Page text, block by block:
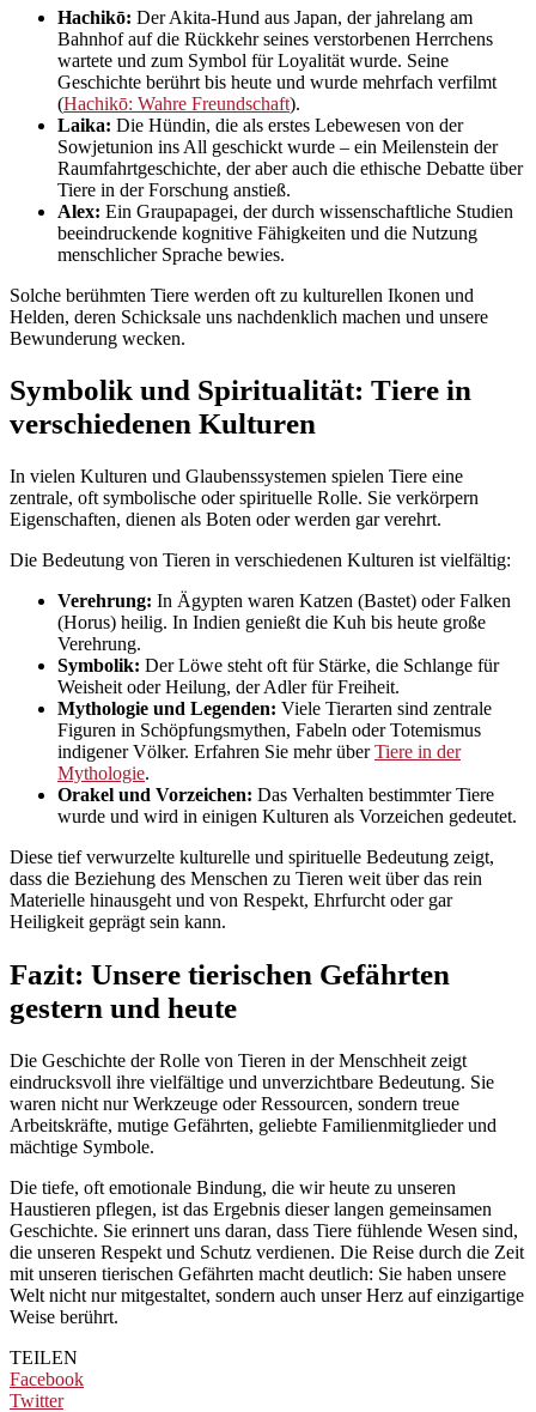
Hachikō: Der Akita-Hund aus Japan, der jahrelang am
Bahnhof auf die Rückkehr seines verstorbenen Herrchens
wartete und zum Symbol für Loyalität wurde. Seine
Geschichte berührt bis heute und wurde mehrfach verfilmt
(Hachikō: Wahre Freundschaft).
Laika: Die Hündin, die als erstes Lebewesen von der
Sowjetunion ins All geschickt wurde – ein Meilenstein der
Raumfahrtgeschichte, der aber auch die ethische Debatte über
Tiere in der Forschung anstieß.
Alex: Ein Graupapagei, der durch wissenschaftliche Studien
beeindruckende kognitive Fähigkeiten und die Nutzung
menschlicher Sprache bewies.
Solche berühmten Tiere werden oft zu kulturellen Ikonen und
Helden, deren Schicksale uns nachdenklich machen und unsere
Bewunderung wecken.
Symbolik und Spiritualität: Tiere in
verschiedenen Kulturen
In vielen Kulturen und Glaubenssystemen spielen Tiere eine
zentrale, oft symbolische oder spirituelle Rolle. Sie verkörpern
Eigenschaften, dienen als Boten oder werden gar verehrt.
Die Bedeutung von Tieren in verschiedenen Kulturen ist vielfältig:
Verehrung: In Ägypten waren Katzen (Bastet) oder Falken
(Horus) heilig. In Indien genießt die Kuh bis heute große
Verehrung.
Symbolik: Der Löwe steht oft für Stärke, die Schlange für
Weisheit oder Heilung, der Adler für Freiheit.
Mythologie und Legenden: Viele Tierarten sind zentrale
Figuren in Schöpfungsmythen, Fabeln oder Totemismus
indigener Völker. Erfahren Sie mehr überTiere in der
Mythologie.
Orakel und Vorzeichen: Das Verhalten bestimmter Tiere
wurde und wird in einigen Kulturen als Vorzeichen gedeutet.
Diese tief verwurzelte kulturelle und spirituelle Bedeutung zeigt,
dass die Beziehung des Menschen zu Tieren weit über das rein
Materielle hinausgeht und von Respekt, Ehrfurcht oder gar
Heiligkeit geprägt sein kann.
Fazit: Unsere tierischen Gefährten
gestern und heute
Die Geschichte der Rolle von Tieren in der Menschheit zeigt
eindrucksvoll ihre vielfältige und unverzichtbare Bedeutung. Sie
waren nicht nur Werkzeuge oder Ressourcen, sondern treue
Arbeitskräfte, mutige Gefährten, geliebte Familienmitglieder und
mächtige Symbole.
Die tiefe, oft emotionale Bindung, die wir heute zu unseren
Haustieren pflegen, ist das Ergebnis dieser langen gemeinsamen
Geschichte. Sie erinnert uns daran, dass Tiere fühlende Wesen sind,
die unseren Respekt und Schutz verdienen. Die Reise durch die Zeit
mit unseren tierischen Gefährten macht deutlich: Sie haben unsere
Welt nicht nur mitgestaltet, sondern auch unser Herz auf einzigartige
Weise berührt.
TEILEN
Facebook
Twitter